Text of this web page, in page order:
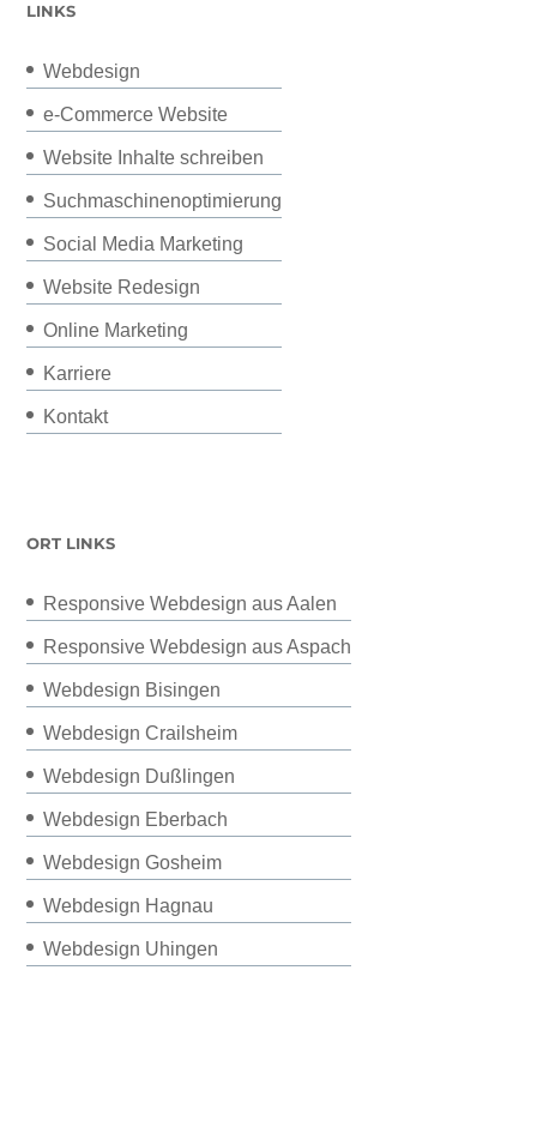
LINKS
Webdesign
e-Commerce Website
Website Inhalte schreiben
Suchmaschinenoptimierung
Social Media Marketing
Website Redesign
Online Marketing
Karriere
Kontakt
ORT LINKS
Responsive Webdesign aus Aalen
Responsive Webdesign aus Aspach
Webdesign Bisingen
Webdesign Crailsheim
Webdesign Dußlingen
Webdesign Eberbach
Webdesign Gosheim
Webdesign Hagnau
Webdesign Uhingen